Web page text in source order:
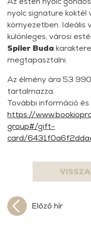
nyolc signature koktél
környezetben. Ideális
különleges, városi
Spíler Buda
megtapasztalni.
Az élmény ára 53
tartalmazza.
További információ és
https://
group#/gift-
card/
Előző hír